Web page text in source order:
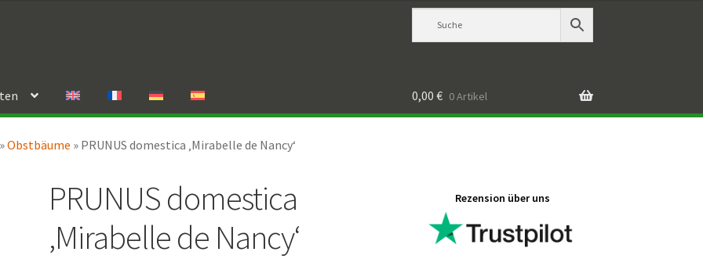
0,00 € 0 Artikel
Obstbäume » PRUNUS domestica ‚Mirabelle de Nancy‘
PRUNUS domestica
‚Mirabelle de Nancy‘
Rezension über uns